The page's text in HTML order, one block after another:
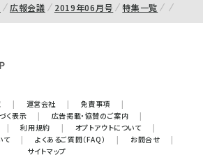
広報会議 2019年06月号 特集一覧
| 運営会社 | 免責事項
|
く表示
| 広告掲載・協賛のご案内
|
| 利用規約 | オプトアウトについて
|
て
| よくあるご質問（FAQ） | お問合せ
|
サイトマップ